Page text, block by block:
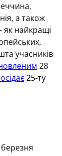
а також
як найкращі
учасників
28
25-ту
березня